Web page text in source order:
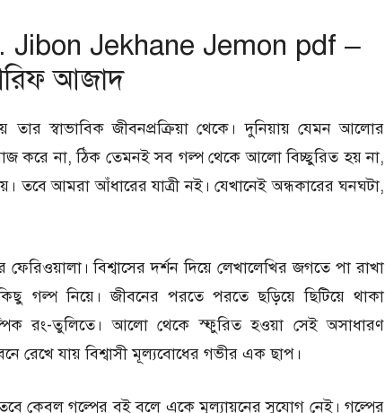
Jibon Jekhane Jemon pdf –
আজাদ
স্বাভাবিক জীবনপ্রক্রিয়া থেকে। দুনিয়ায় যেমন আলোর
করে না, ঠিক তেমনই সব গল্প থেকে আলো বিচ্ছুরিত হয় না,
তবে আমরা আঁধারের যাত্রী নই। যেখানেই অন্ধকারের ঘনঘটা,
বিশ্বাসের দর্শন দিয়ে লেখালেখির জগতে পা রাখা
গল্প নিয়ে। জীবনের পরতে পরতে ছড়িয়ে ছিটিয়ে থাকা
রং-তুলিতে। আলো থেকে স্ফুরিত হওয়া সেই অসাধারণ
রেখে যায় বিশ্বাসী মূল্যবোধের গভীর এক ছাপ।
কেবল গল্পের বই বলে একে মূল্যায়নের সুযোগ নেই। গল্পের